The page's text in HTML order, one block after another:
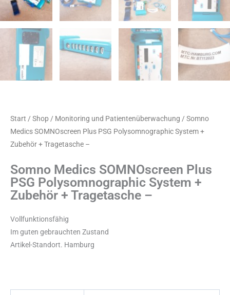
Start / Shop / Monitoring und Patientenüberwachung / Somno
Medics SOMNOscreen Plus PSG Polysomnographic System +
Zubehör + Tragetasche –
Somno Medics SOMNOscreen Plus
PSG Polysomnographic System +
Zubehör + Tragetasche –
Vollfunktionsfähig
Im guten gebrauchten Zustand
Artikel-Standort. Hamburg